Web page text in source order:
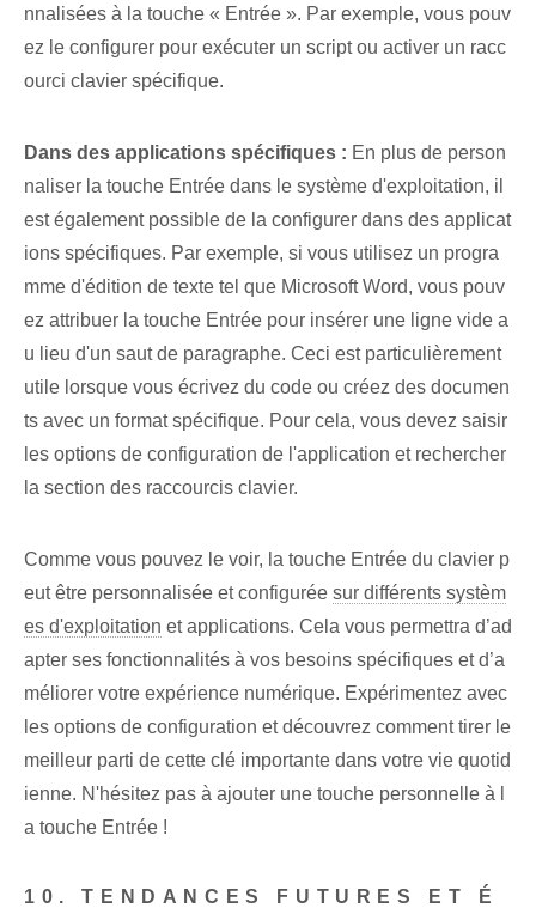
nnalisées‌ à la touche « Entrée ». Par exemple, vous pouv
ez le configurer pour exécuter un script ou activer un racc
ourci clavier spécifique.
Dans des applications spécifiques : En plus de person
naliser la touche Entrée dans le système d'exploitation, il
est également possible de la configurer dans des applicat
ions spécifiques. Par exemple, si vous utilisez un progra
mme d'édition de texte tel que Microsoft Word, vous pouv
ez attribuer la touche Entrée pour insérer une ligne vide a
u lieu d'un saut de paragraphe. Ceci est particulièrement
utile lorsque vous écrivez du code ou créez des documen
ts avec un format spécifique. Pour cela, vous devez saisir
les options de configuration de l'application et rechercher
la section des raccourcis clavier.
Comme vous pouvez le voir, la touche Entrée du clavier p
eut être personnalisée et configurée sur différents systèm
es d'exploitation et⁢ applications. ‍Cela vous permettra d’ad
apter ses fonctionnalités à vos besoins spécifiques et d’a
méliorer votre expérience numérique. Expérimentez avec
les options de configuration et découvrez comment tirer le
meilleur parti de cette clé importante dans votre vie quotid
ienne. ⁢N'hésitez pas à ajouter une touche personnelle à l
a touche Entrée !
10. TENDANCES FUTURES ET É